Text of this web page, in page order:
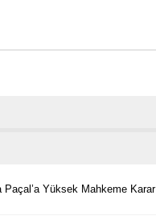
Paçal’a Yüksek Mahkeme Karar